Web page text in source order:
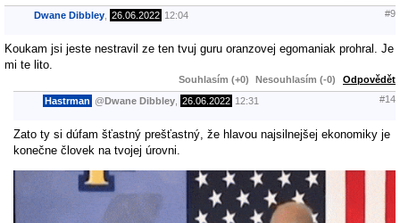
Dwane Dibbley 26.06.2022 12:04 #9
Koukam jsi jeste nestravil ze ten tvuj guru oranzovej egomaniak prohral. Je
mi te lito.
Souhlasím (+0) Nesouhlasím (-0) Odpovědět
Hastrman @ Dwane Dibbley 26.06.2022 12:31 #14
Zato ty si dúfam šťastný prešťastný, že hlavou najsilnejšej ekonomiky je
konečne človek na tvojej úrovni.